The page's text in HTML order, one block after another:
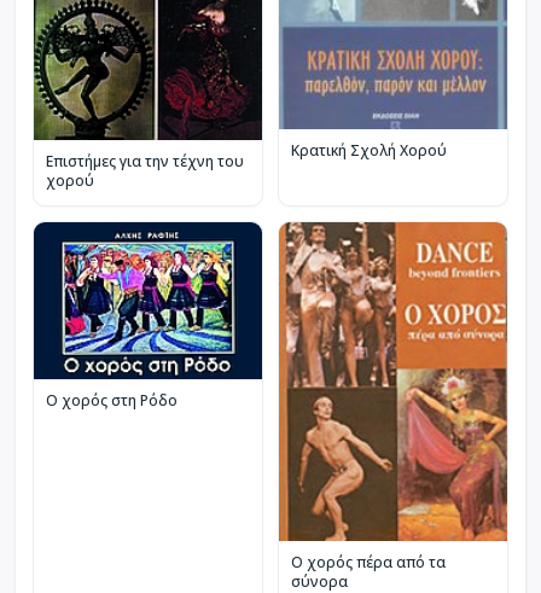
Επιστήμες για την τέχνη του
χορού
Κρατική Σχολή Χορού
Ο χορός στη Ρόδο
Ο χορός πέρα από τα
σύνορα